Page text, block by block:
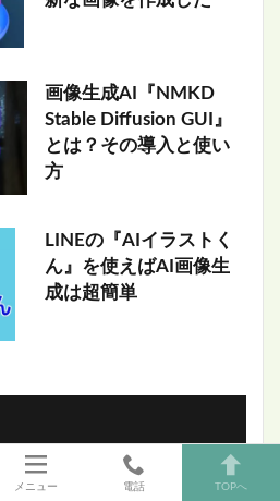
画像生成AI『NMKD
Stable Diffusion GUI』
とは？その導入と使い
方
LINEの『AIイラストく
ん』を使えばAI画像生
成は超簡単
最新情報をチェックしよう！
メニュー 電話 TOPへ